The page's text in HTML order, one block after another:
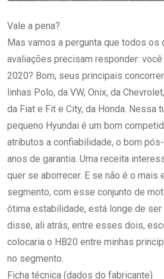
Vale a pena?
Mas vamos a pergunta que todos os
avaliações precisam responder:
2020? Bom, seus principais
linhas Polo, da VW, Onix, da
da Fiat e Fit e City, da Honda. Nessa
pequeno Hyundai é um bom
atributos a confiabilidade, o bom
anos de garantia. Uma receita
quer se aborrecer. E se não é o mais
segmento, com esse conjunto de
ótima estabilidade, está longe de ser
disse, ali atrás, entre esses dois,
colocaria o HB20 entre minhas
no segmento.
Ficha técnica (dados do fabricante)